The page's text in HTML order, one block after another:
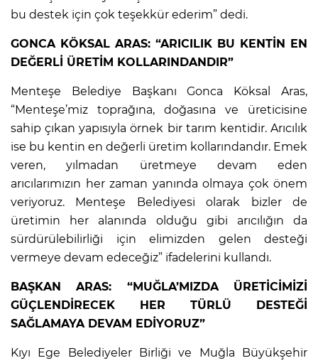
bu destek için çok teşekkür ederim” dedi.
GONCA KÖKSAL ARAS: “ARICILIK BU KENTİN EN
DEĞERLİ ÜRETİM KOLLARINDANDIR”
Menteşe Belediye Başkanı Gonca Köksal Aras,
“Menteşe’miz toprağına, doğasına ve üreticisine
sahip çıkan yapısıyla örnek bir tarım kentidir. Arıcılık
ise bu kentin en değerli üretim kollarındandır. Emek
veren, yılmadan üretmeye devam eden
arıcılarımızın her zaman yanında olmaya çok önem
veriyoruz. Menteşe Belediyesi olarak bizler de
üretimin her alanında olduğu gibi arıcılığın da
sürdürülebilirliği için elimizden gelen desteği
vermeye devam edeceğiz” ifadelerini kullandı.
BAŞKAN ARAS: “MUĞLA’MIZDA ÜRETİCİMİZİ
GÜÇLENDİRECEK HER TÜRLÜ DESTEĞİ
SAĞLAMAYA DEVAM EDİYORUZ”
Kıyı Ege Belediyeler Birliği ve Muğla Büyükşehir